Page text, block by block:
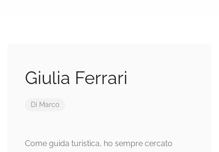
Giulia Ferrari
Di Marco
Come guida turistica, ho sempre cercato